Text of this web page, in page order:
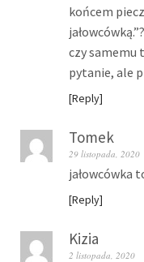
końcem
czy samemu
pytanie, ale
Reply
Tomek
29 listopada, 2020
jałowcówka
Reply
Kizia
2 listopada, 2020